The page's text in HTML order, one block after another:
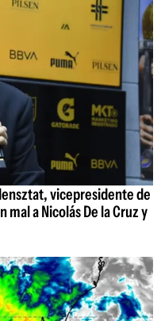
vicepresidente de
a Nicolás De la Cruz y